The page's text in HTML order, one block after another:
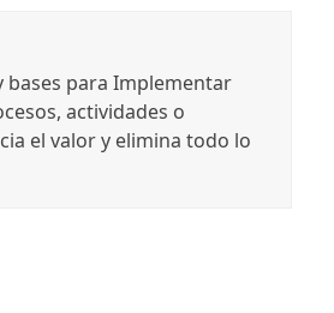
bases para Implementar
actividades o
el valor y elimina todo lo